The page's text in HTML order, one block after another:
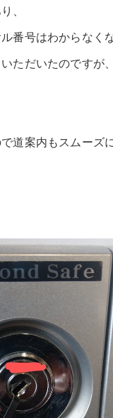
、
番号はわからなく
ただいたのですが
道案内もスムーズ